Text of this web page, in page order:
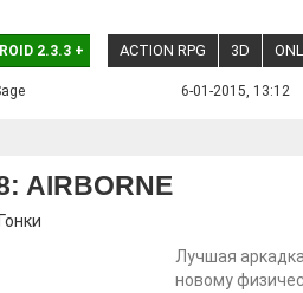
2.3.3 + ACTION RPG 3D
6-01-2015, 13:12
AIRBORNE
Гонки
Лучшая
новому